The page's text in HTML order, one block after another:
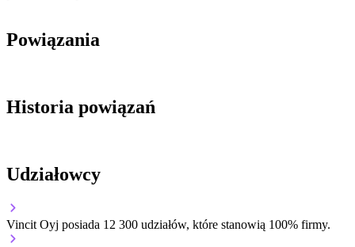
Powiązania
Historia powiązań
Udziałowcy
Vincit Oyj posiada 12 300 udziałów, które stanowią 100% firmy.